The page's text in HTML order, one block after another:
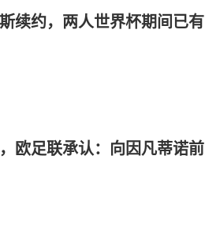
续约，两人世界杯期间已有
欧足联承认：向因凡蒂诺前